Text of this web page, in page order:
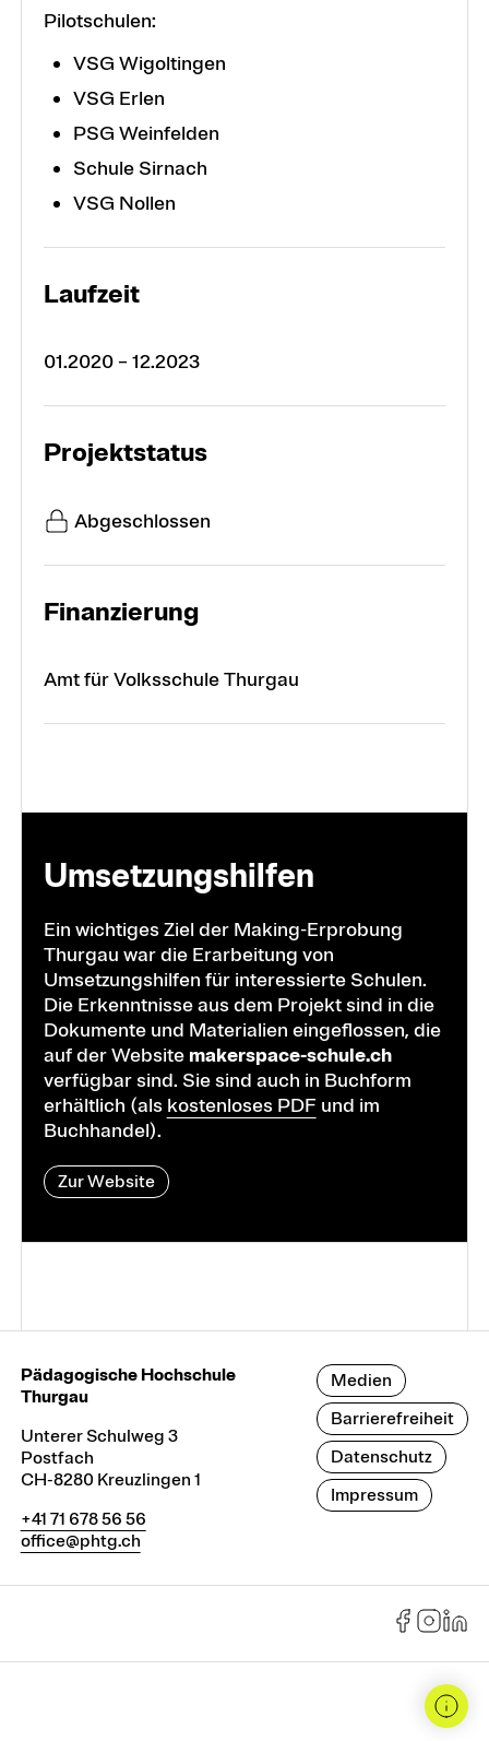
Pilotschulen:
VSG Wigoltingen
VSG Erlen
PSG Weinfelden
Schule Sirnach
VSG Nollen
Laufzeit
01.2020 – 12.2023
Projektstatus
Abgeschlossen
Finanzierung
Amt für Volksschule Thurgau
Umsetzungshilfen
Ein wichtiges Ziel der Making-Erprobung
Thurgau war die Erarbeitung von
Umsetzungshilfen für interessierte Schulen.
Die Erkenntnisse aus dem Projekt sind in die
Dokumente und Materialien eingeflossen, die
auf der Website makerspace-schule.ch
verfügbar sind. Sie sind auch in Buchform
erhältlich (als kostenloses PDF und im
Buchhandel).
Zur Website
Pädagogische Hochschule
Thurgau
Unterer Schulweg 3
Postfach
CH-8280 Kreuzlingen 1
+41 71 678 56 56
office@phtg.ch
Medien
Barrierefreiheit
Datenschutz
Impressum